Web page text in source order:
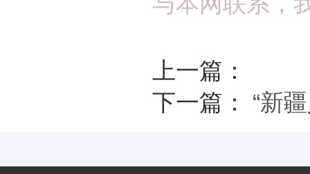
上一篇：
下一篇： “新